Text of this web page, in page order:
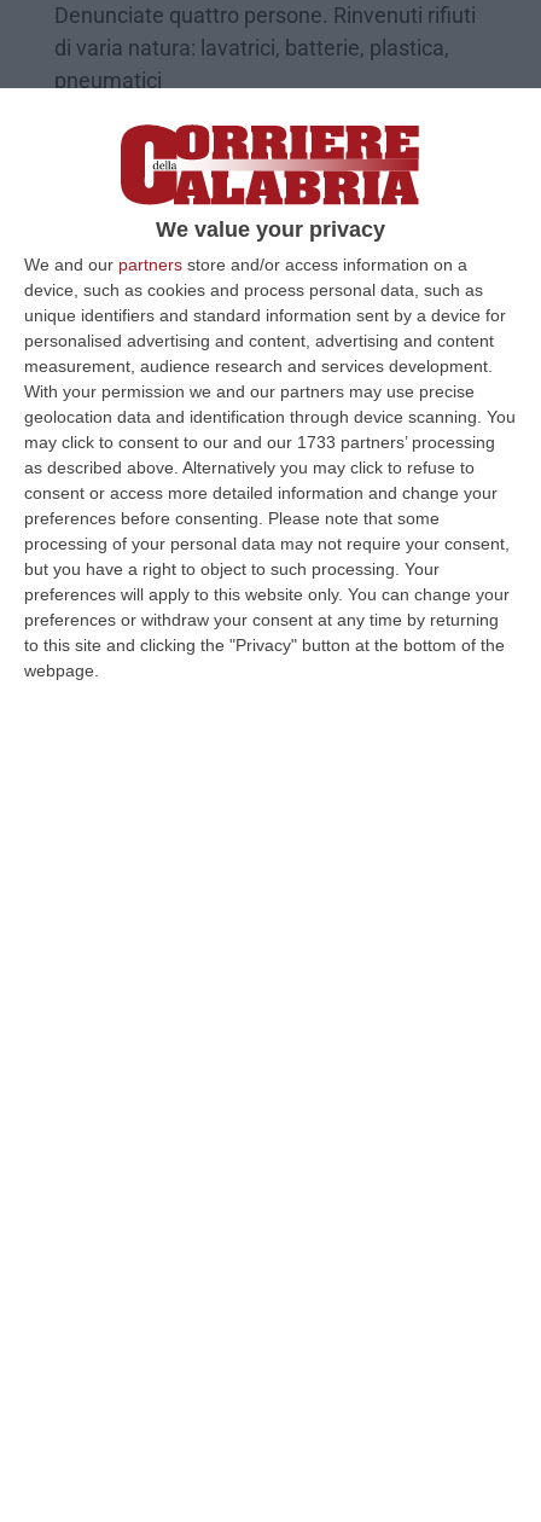
We value your privacy
We and our partners store and/or access information on a
device, such as cookies and process personal data, such as
unique identifiers and standard information sent by a device for
personalised advertising and content, advertising and content
measurement, audience research and services development.
With your permission we and our partners may use precise
geolocation data and identification through device scanning. You
may click to consent to our and our 1733 partners’ processing
as described above. Alternatively you may click to refuse to
consent or access more detailed information and change your
preferences before consenting.
Please note that some
processing of your personal data may not require your consent,
but you have a right to object to such processing. Your
preferences will apply to this website only. You can change your
preferences or withdraw your consent at any time by returning
to this site and clicking the "Privacy" button at the bottom of the
webpage.
Denunciate quattro persone. Rinvenuti rifiuti
di varia natura: lavatrici, batterie, plastica,
pneumatici
Il «vino della cosca» dalla Calabria in
Germania, Francesco Zito assolto e
risarcito
Gli avvocati Verri e Ioppoli avevano avanzato
la richiesta, accolta dalla Corte d’Appello.
Riconosciuta l’ingiusta detenzione
Pubblicato il: 13/12/24 – 8:07